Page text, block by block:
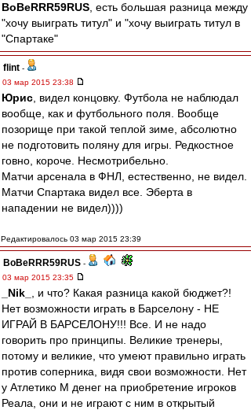
BoBeRRR59RUS , есть большая разница между
"хочу выиграть титул" и "хочу выиграть титул в
"Спартаке"
flint -
03 мар 2015 23:38
Юрис , видел концовку. Футбола не наблюдал
вообще, как и футбольного поля. Вообще
позорище при такой теплой зиме, абсолютно
не подготовить поляну для игры. Редкостное
говно, короче. Несмотрибельно.
Матчи арсенала в ФНЛ, естественно, не видел.
Матчи Спартака видел все. Эберта в
нападении не видел))))
Редактировалось 03 мар 2015 23:39
BoBeRRR59RUS -
03 мар 2015 23:35
_Nik_
, и что? Какая разница какой бюджет?!
Нет возможности играть в Барселону - НЕ
ИГРАЙ В БАРСЕЛОНУ!!! Все. И не надо
говорить про принципы. Великие тренеры,
потому и великие, что умеют правильно играть
против соперника, видя свои возможности. Нет
у Атлетико М денег на приобретение игроков
Реала, они и не играют с ним в открытый